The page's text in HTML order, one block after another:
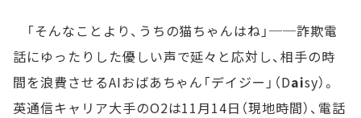
「そんなことより、うちの猫ちゃんはね」──詐欺電
話にゆったりした優しい声で延々と応対し、相手の時
間を浪費させるAIおばあちゃん「デイジー」（Daisy）。
英通信キャリア大手のO2は11月14日（現地時間）、電話